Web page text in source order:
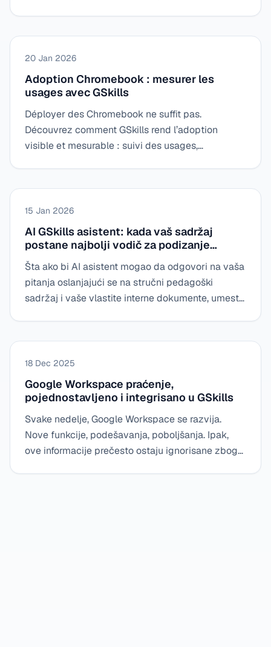
manipulaciju“ u kontekstu.
20 Jan 2026
Adoption Chromebook : mesurer les
usages avec GSkills
Déployer des Chromebook ne suffit pas.
Découvrez comment GSkills rend l’adoption
visible et mesurable : suivi des usages,
au quotidien.
15 Jan 2026
AI GSkills asistent: kada vaš sadržaj
postane najbolji vodič za podizanje
kompetencija
Šta ako bi AI asistent mogao da odgovori na vaša
pitanja oslanjajući se na stručni pedagoški
sadržaj i vaše vlastite interne dokumente, umesto
18 Dec 2025
Google Workspace praćenje,
pojednostavljeno i integrisano u GSkills
Svake nedelje, Google Workspace se razvija.
Nove funkcije, podešavanja, poboljšanja. Ipak,
ove informacije prečesto ostaju ignorisane zbog